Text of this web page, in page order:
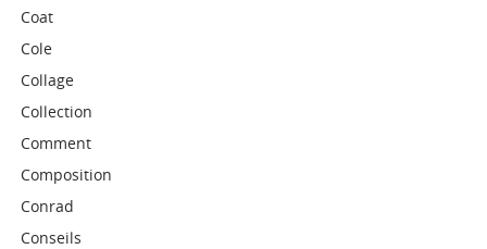
Coat
Cole
Collage
Collection
Comment
Composition
Conrad
Conseils